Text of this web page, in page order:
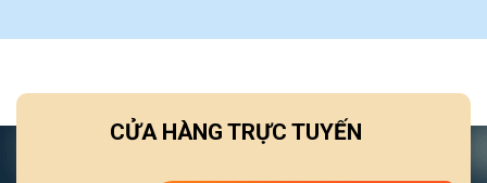
CỬA HÀNG TRỰC TUYẾN